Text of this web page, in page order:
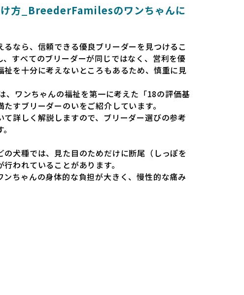
情報をもとに優良ブリーダーを求めることで、
る優良ブリーダーが増え、営利優先の「悪徳ブ
社会を目指しています。目の前の子犬だけでな
れる環境を作り上げ、すべてのワンちゃんに優し
えています。
では、ワンちゃんが健やかに成長するための環境
多く、販売までの間に過密な環境や長距離移動の
ありません。このような環境は、健康リスクや
、ワンちゃんにとっても望ましいとは言えませ
はペットショップを介さない直接販売を
クションやペットショップを利用するブリーダ
いい理由の詳細はこちら
過ぎず、ワンちゃんの心身の福祉やブリーダー
るものではありません。そのため、厳格なチェ
掲載されることも少なくなく、消費者にとって
ます。
け方_BreederFamilesのワンちゃんに
るなら、信頼できる優良ブリーダーを見つけるこ
、すべてのブリーダーが同じではなく、営利を優
祉を十分に考えないところもあるため、慎重に見
ワンちゃんの福祉を第一に考えた「18の評価基
すブリーダーのいをご紹介しています。
詳しく解説しますので、ブリーダー選びの参考
の犬種では、見た目のためだけに断尾（しっぽを
われていることがあります。
ンちゃんの身体的な負担が大きく、慢性的な痛み
あります。また、しっぽや耳はワンちゃんの重
もあるため、切断されることで他の犬や人間と